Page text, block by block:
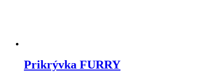
Prikrývka FURRY